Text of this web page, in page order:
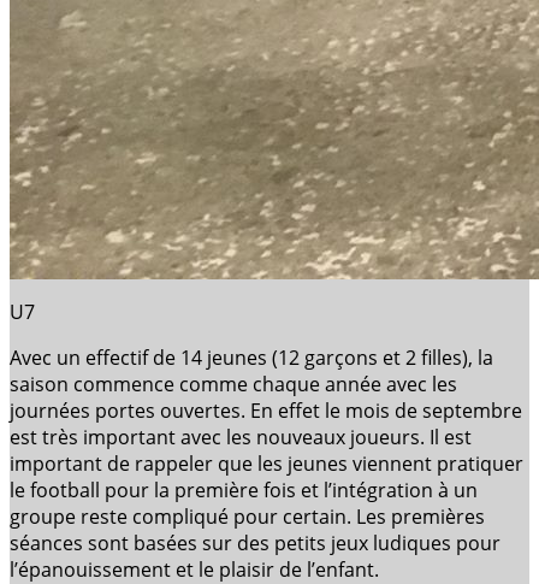
U7
Avec un effectif de 14 jeunes (12 garçons et 2 filles), la
saison commence comme chaque année avec les
journées portes ouvertes. En effet le mois de septembre
est très important avec les nouveaux joueurs. Il est
important de rappeler que les jeunes viennent pratiquer
le football pour la première fois et l’intégration à un
groupe reste compliqué pour certain. Les premières
séances sont basées sur des petits jeux ludiques pour
l’épanouissement et le plaisir de l’enfant.